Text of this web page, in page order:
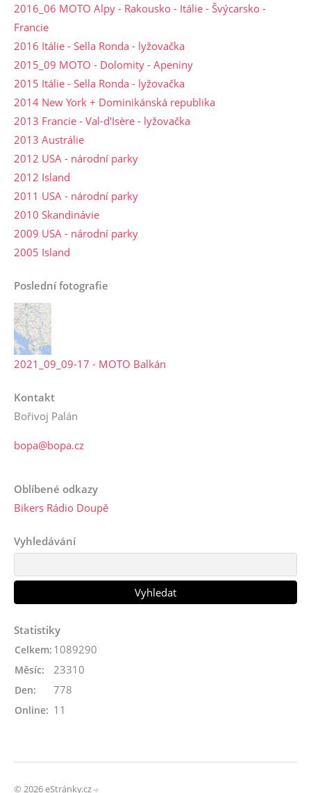
2016_06 MOTO Alpy - Rakousko - Itálie - Švýcarsko -
Francie
2016 Itálie - Sella Ronda - lyžovačka
2015_09 MOTO - Dolomity - Apeniny
2015 Itálie - Sella Ronda - lyžovačka
2014 New York + Dominikánská republika
2013 Francie - Val-d'Isère - lyžovačka
2013 Austrálie
2012 USA - národní parky
2012 Island
2011 USA - národní parky
2010 Skandinávie
2009 USA - národní parky
2005 Island
Poslední fotografie
2021_09_09-17 - MOTO Balkán
Kontakt
Bořivoj Palán
bopa@bopa.cz
Oblíbené odkazy
Bikers Rádio Doupě
Vyhledávání
Statistiky
Online: 11
Celkem: 1089290
Měsíc: 23310
Den: 778
© 2026 eStránky.cz